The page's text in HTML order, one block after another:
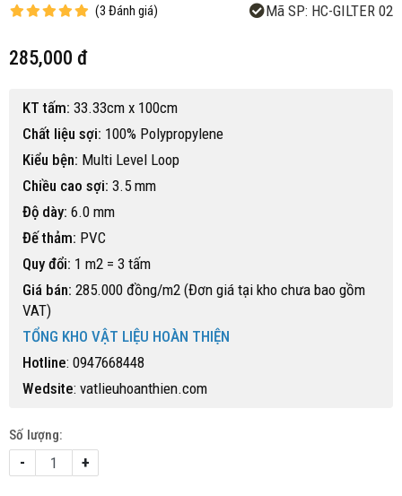
(3 Đánh giá) Mã SP: HC-GILTER 02
285,000 đ
KT tấm: 33.33cm x 100cm
Chất liệu sợi: 100% Polypropylene
Kiểu bện: Multi Level Loop
Chiều cao sợi: 3.5 mm
Độ dày: 6.0 mm
Đế thảm: PVC
Quy đổi: 1 m2 = 3 tấm
Giá bán: 285.000 đồng/m2 (Đơn giá tại kho chưa bao gồm
VAT)
TỔNG KHO VẬT LIỆU HOÀN THIỆN
Hotline: 0947668448
Wedsite: vatlieuhoanthien.com
Số lượng:
- +